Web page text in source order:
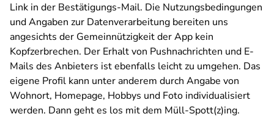
Link in der Bestätigungs-Mail. Die Nutzungsbedingungen
und Angaben zur Datenverarbeitung bereiten uns
angesichts der Gemeinnützigkeit der App kein
Kopfzerbrechen. Der Erhalt von Pushnachrichten und E-
Mails des Anbieters ist ebenfalls leicht zu umgehen. Das
eigene Profil kann unter anderem durch Angabe von
Wohnort, Homepage, Hobbys und Foto individualisiert
werden. Dann geht es los mit dem Müll-Spott(z)ing.